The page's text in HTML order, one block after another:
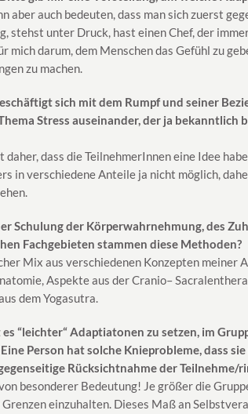
aber auch bedeuten, dass man sich zuerst
stehst unter Druck, hast einen Chef, der
mich darum, dem Menschen das Gefühl zu
zu machen.
sich mit dem Rumpf und seiner
Stress auseinander, der ja
daher, dass die TeilnehmerInnen eine Idee
in verschiedene Anteile ja nicht möglich,
Schulung der Körperwahrnehmung, des
Fachgebieten stammen diese Methoden?
Mix aus verschiedenen Konzepten
Aspekte aus der Cranio–
dem Yogasutra.
“leichter“ Adaptiatonen zu setzen, im
Person hat solche Knieprobleme, dass
Rücksichtnahme der Teilnehme/
besonderer Bedeutung! Je größer die
einzuhalten. Dieses Maß an